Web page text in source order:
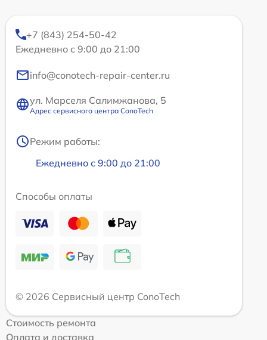
+7 (843) 254-50-42
Ежедневно с 9:00 до 21:00
info@conotech-repair-center.ru
ул. Марселя Салимжанова, 5
Адрес сервисного центра ConoTech
Режим работы:
Ежедневно с 9:00 до 21:00
Способы оплаты
© 2026 Сервисный центр ConoTech
Стоимость ремонта
Оплата и доставка